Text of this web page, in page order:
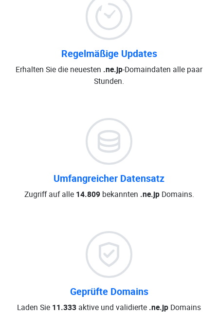
Regelmäßige Updates
Erhalten Sie die neuesten .ne.jp-Domaindaten alle paar
Stunden.
Umfangreicher Datensatz
Zugriff auf alle 14.809bekannten .ne.jpDomains.
Geprüfte Domains
Laden Sie 11.333 aktive und validierte .ne.jp Domains